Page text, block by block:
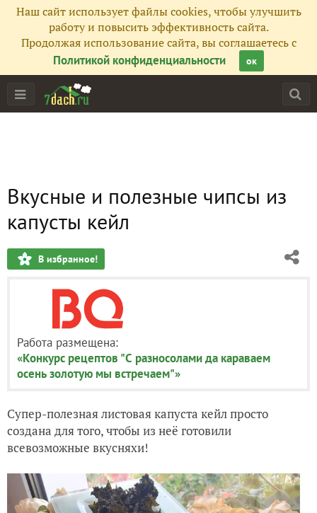
Наш сайт использует файлы cookies, чтобы улучшить
работу и повысить эффективность сайта.
Продолжая использование сайта, вы соглашаетесь с
Политикой конфиденциальности
ок
Вкусные и полезные чипсы из
капусты кейл
В избранное!
Работа размещена:
«Конкурс рецептов "С разносолами да караваем
осень золотую мы встречаем"»
Супер-полезная листовая капуста кейл просто
создана для того, чтобы из неё готовили
всевозможные вкусняхи!